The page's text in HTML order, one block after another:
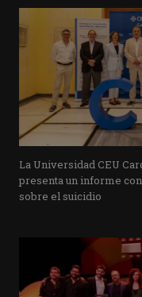
La Universidad CEU
presenta un informe
sobre el suicidio